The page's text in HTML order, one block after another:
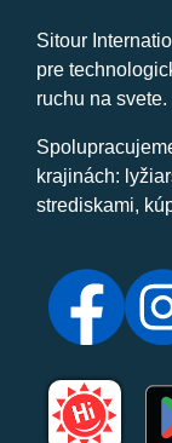
Sitour
pre
ruchu na svete.
krajinách:
strediskami,